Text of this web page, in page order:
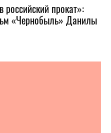
прокат»:
«Чернобыль» Данилы